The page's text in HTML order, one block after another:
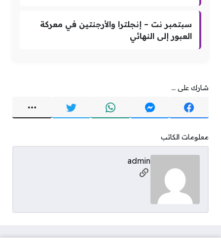
سبتمبر نت – إنجلترا والأرجنتين في معركة
العبور إلى النهائي
شارك على ...
معلومات الكاتب
admin
مواقع التواصل